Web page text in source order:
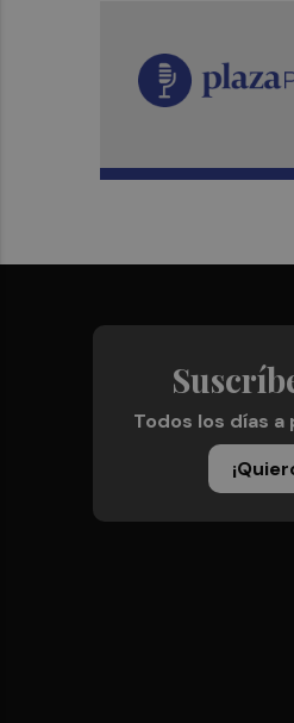
Todos los días